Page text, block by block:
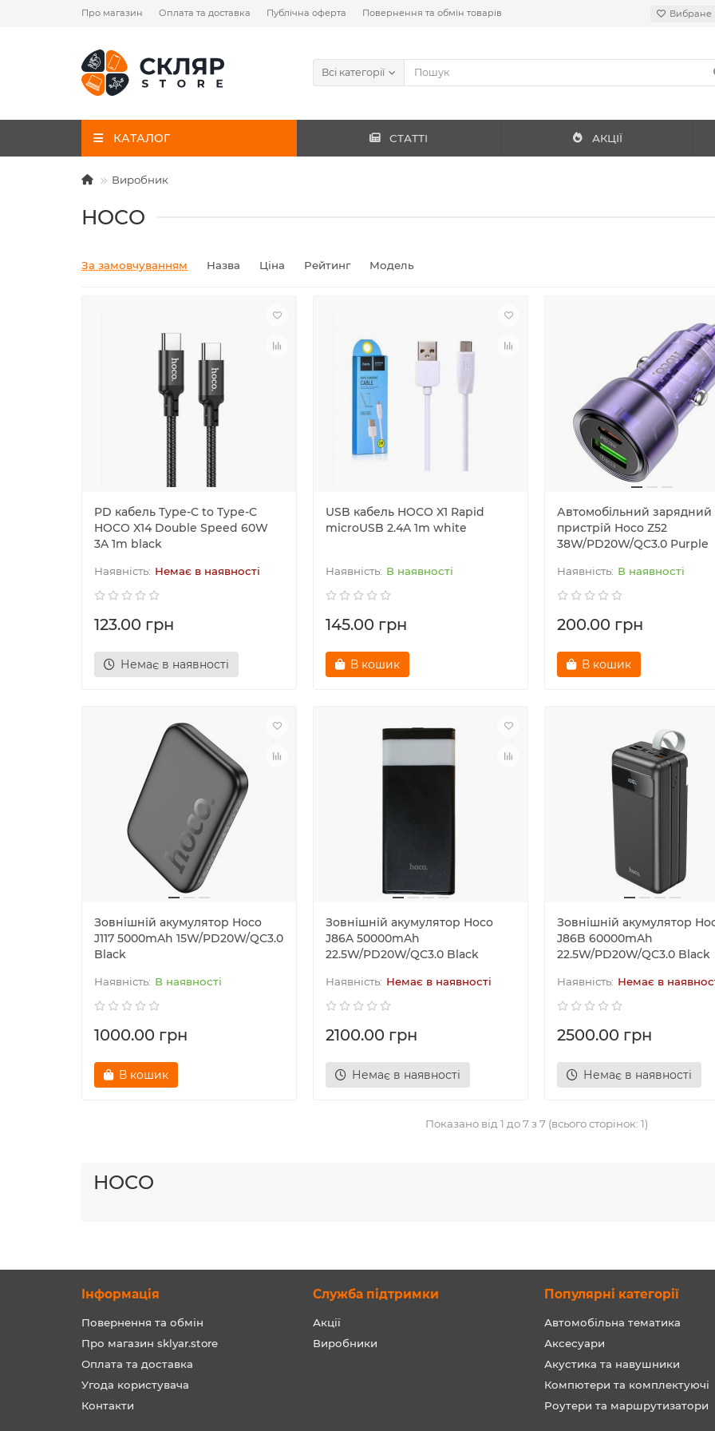
Про магазин Оплата та доставка Публічна оферта Повернення та обмін товарів Вибране
Всі категорії
КАТАЛОГ СТАТТІ АКЦІЇ
Виробник
HOCO
За замовчуванням Назва Ціна Рейтинг Модель
PD кабель Type-C to Type-C
HOCO X14 Double Speed 60W
3A 1m black
Немає в наявності
123.00 грн
Немає в наявності
USB кабель HOCO X1 Rapid
microUSB 2.4A 1m white
В наявності
145.00 грн
В кошик
Автомобільний зарядний
пристрій Hoco Z52
38W/PD20W/QC3.0 Purple
В наявності
200.00 грн
В кошик
Зовнішній акумулятор Hoco
J117 5000mAh 15W/PD20W/QC3.0
Black
В наявності
1000.00 грн
В кошик
Зовнішній акумулятор Hoco
J86A 50000mAh
22.5W/PD20W/QC3.0 Black
Немає в наявності
2100.00 грн
Немає в наявності
Зовнішній акумулятор
J86B 60000mAh
22.5W/PD20W/QC3.0 Black
Немає в
2500.00 грн
Немає в наявності
Показано від 1 до 7 з 7 (всього сторінок: 1)
HOCO
Інформація
Повернення та обмін
Про магазин sklyar.store
Оплата та доставка
Угода користувача
Контакти
Служба підтримки
Акції
Виробники
Популярні категорії
Автомобільна тематика
Аксесуари
Акустика та навушники
Компютери та комплектуючі
Роутери та маршрутизатори